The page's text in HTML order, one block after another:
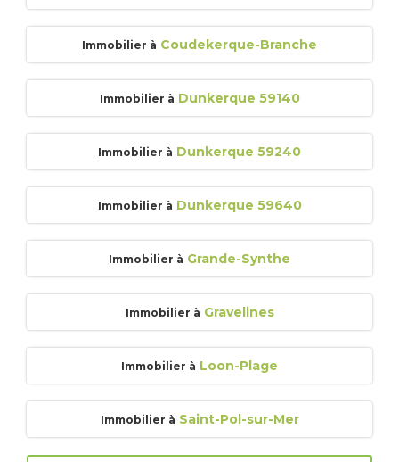
Immobilier à Coudekerque-Branche
Immobilier à Dunkerque 59140
Immobilier à Dunkerque 59240
Immobilier à Dunkerque 59640
Immobilier à Grande-Synthe
Immobilier à Gravelines
Immobilier à Loon-Plage
Immobilier à Saint-Pol-sur-Mer